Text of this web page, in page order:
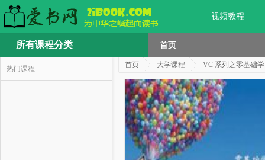
视频教程
所有课程分类 首页
热门课程 首页 大学课程 VC 系列之零基础